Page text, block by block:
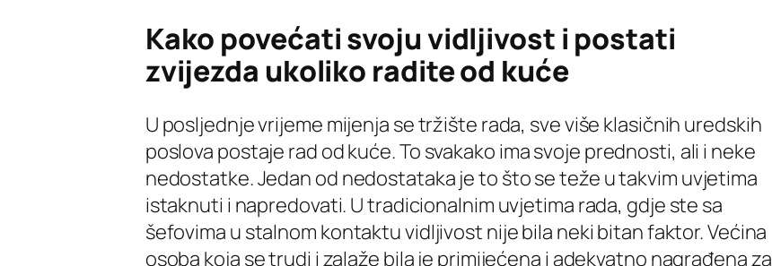
Kako povećati svoju vidljivost i postati
zvijezda ukoliko radite od kuće
U posljednje vrijeme mijenja se tržište rada, sve više klasičnih uredskih
poslova postaje rad od kuće. To svakako ima svoje prednosti, ali i neke
nedostatke. Jedan od nedostataka je to što se teže u takvim uvjetima
istaknuti i napredovati. U tradicionalnim uvjetima rada, gdje ste sa
šefovima u stalnom kontaktu vidljivost nije bila neki bitan faktor. Većina
osoba koja se trudi i zalaže bila je primijećena i adekvatno nagrađena za